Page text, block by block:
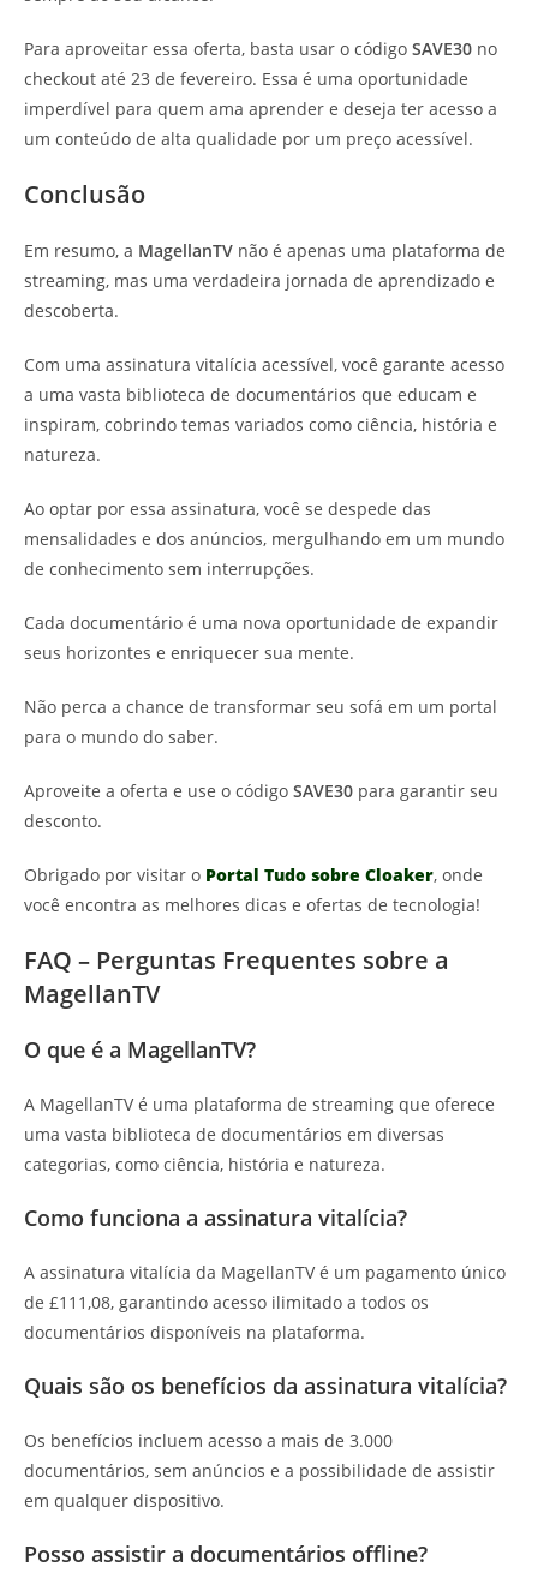
Para aproveitar essa oferta, basta usar o código SAVE30 no
checkout até 23 de fevereiro. Essa é uma oportunidade
imperdível para quem ama aprender e deseja ter acesso a
um conteúdo de alta qualidade por um preço acessível.
Conclusão
Em resumo, a MagellanTV não é apenas uma plataforma de
streaming, mas uma verdadeira jornada de aprendizado e
descoberta.
Com uma assinatura vitalícia acessível, você garante acesso
a uma vasta biblioteca de documentários que educam e
inspiram, cobrindo temas variados como ciência, história e
natureza.
Ao optar por essa assinatura, você se despede das
mensalidades e dos anúncios, mergulhando em um mundo
de conhecimento sem interrupções.
Cada documentário é uma nova oportunidade de expandir
seus horizontes e enriquecer sua mente.
Não perca a chance de transformar seu sofá em um portal
para o mundo do saber.
Aproveite a oferta e use o código SAVE30 para garantir seu
desconto.
Obrigado por visitar o Portal Tudo sobre Cloaker, onde
você encontra as melhores dicas e ofertas de tecnologia!
FAQ – Perguntas Frequentes sobre a
MagellanTV
O que é a MagellanTV?
A MagellanTV é uma plataforma de streaming que oferece
uma vasta biblioteca de documentários em diversas
categorias, como ciência, história e natureza.
Como funciona a assinatura vitalícia?
A assinatura vitalícia da MagellanTV é um pagamento único
de £111,08, garantindo acesso ilimitado a todos os
documentários disponíveis na plataforma.
Quais são os benefícios da assinatura vitalícia?
Os benefícios incluem acesso a mais de 3.000
documentários, sem anúncios e a possibilidade de assistir
em qualquer dispositivo.
Posso assistir a documentários offline?